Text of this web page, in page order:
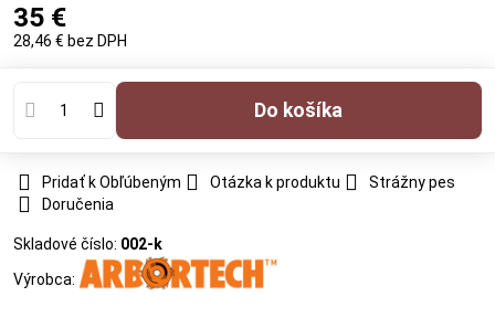
35 €
28,46 € bez DPH
Do košíka
Pridať k Obľúbeným Otázka k produktu
Strážny pes
Doručenia
Skladové číslo: 002-k
Výrobca: